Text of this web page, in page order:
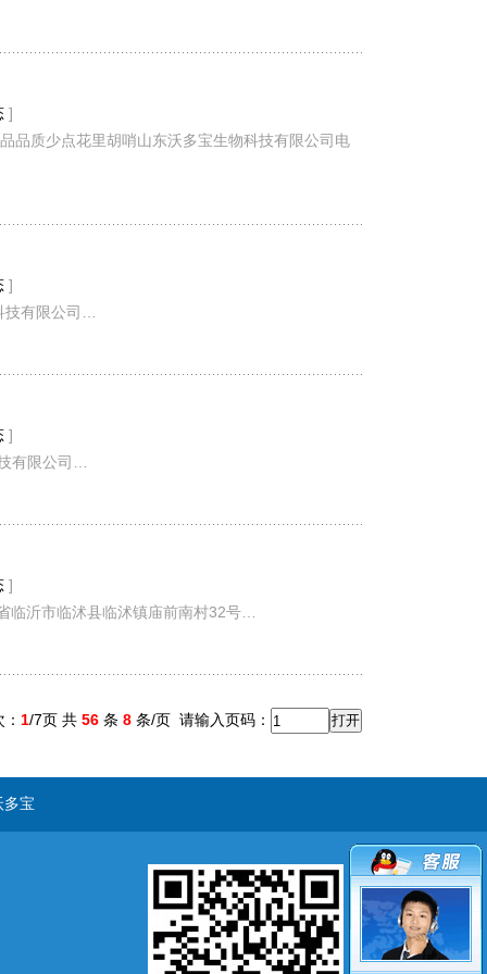
]
品质少点花里胡哨山东沃多宝生物科技有限公司电
]
有限公司…
]
有限公司…
]
临沂市临沭县临沭镇庙前南村32号…
1/7页 共 56条 8条/页 请输入页码：
多宝